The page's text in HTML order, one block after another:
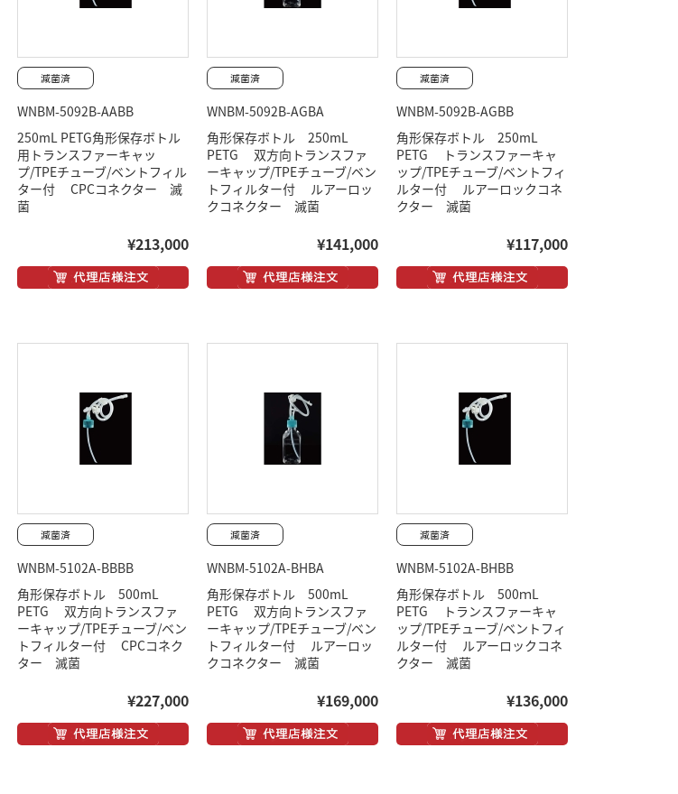
WNBM-5092B-AABB
250mL PETG角形保存ボトル
用トランスファーキャッ
プ/TPEチューブ/ベントフィル
ター付 CPCコネクター 滅
菌
¥213,000
WNBM-5092B-AGBA
角形保存ボトル 250mL
PETG 双方向トランスファ
ーキャップ/TPEチューブ/ベン
トフィルター付 ルアーロッ
クコネクター 滅菌
¥141,000
WNBM-5092B-AGBB
角形保存ボトル 250mL
PETG トランスファーキャ
ップ/TPEチューブ/ベントフィ
ルター付 ルアーロックコネ
クター 滅菌
¥117,000
WNBM-5102A-BBBB
角形保存ボトル 500mL
PETG 双方向トランスファ
ーキャップ/TPEチューブ/ベン
トフィルター付 CPCコネク
ター 滅菌
¥227,000
WNBM-5102A-BHBA
角形保存ボトル 500mL
PETG 双方向トランスファ
ーキャップ/TPEチューブ/ベン
トフィルター付 ルアーロッ
クコネクター 滅菌
¥169,000
WNBM-5102A-BHBB
角形保存ボトル 500ｍL
PETG トランスファーキャ
ップ/TPEチューブ/ベントフィ
ルター付 ルアーロックコネ
クター 滅菌
¥136,000